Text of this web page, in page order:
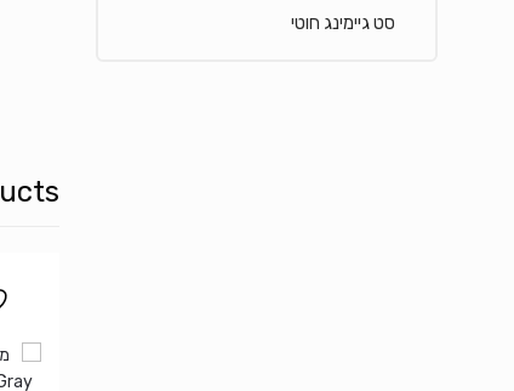
סט גיימינג חוטי